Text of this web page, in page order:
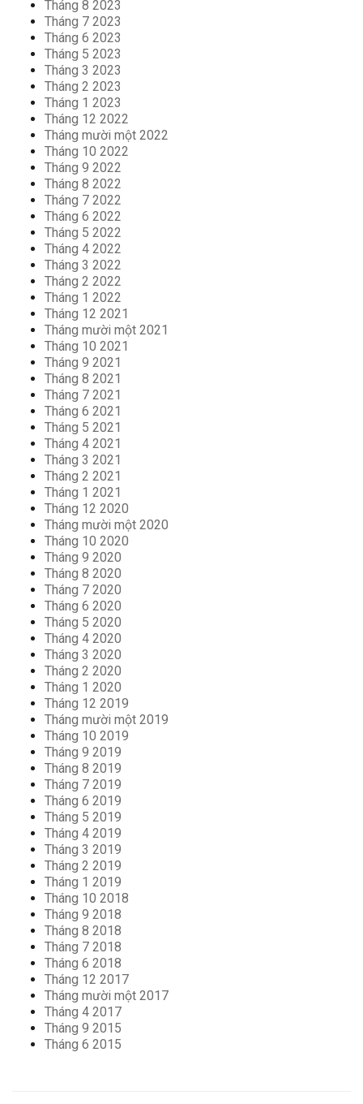
Tháng 8 2023
Tháng 7 2023
Tháng 6 2023
Tháng 5 2023
Tháng 3 2023
Tháng 2 2023
Tháng 1 2023
Tháng 12 2022
Tháng mười một 2022
Tháng 10 2022
Tháng 9 2022
Tháng 8 2022
Tháng 7 2022
Tháng 6 2022
Tháng 5 2022
Tháng 4 2022
Tháng 3 2022
Tháng 2 2022
Tháng 1 2022
Tháng 12 2021
Tháng mười một 2021
Tháng 10 2021
Tháng 9 2021
Tháng 8 2021
Tháng 7 2021
Tháng 6 2021
Tháng 5 2021
Tháng 4 2021
Tháng 3 2021
Tháng 2 2021
Tháng 1 2021
Tháng 12 2020
Tháng mười một 2020
Tháng 10 2020
Tháng 9 2020
Tháng 8 2020
Tháng 7 2020
Tháng 6 2020
Tháng 5 2020
Tháng 4 2020
Tháng 3 2020
Tháng 2 2020
Tháng 1 2020
Tháng 12 2019
Tháng mười một 2019
Tháng 10 2019
Tháng 9 2019
Tháng 8 2019
Tháng 7 2019
Tháng 6 2019
Tháng 5 2019
Tháng 4 2019
Tháng 3 2019
Tháng 2 2019
Tháng 1 2019
Tháng 10 2018
Tháng 9 2018
Tháng 8 2018
Tháng 7 2018
Tháng 6 2018
Tháng 12 2017
Tháng mười một 2017
Tháng 4 2017
Tháng 9 2015
Tháng 6 2015